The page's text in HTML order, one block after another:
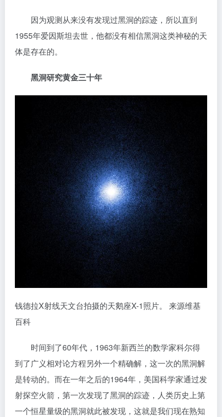
因为观测从来没有发现过黑洞的踪迹，所以直到
1955年爱因斯坦去世，他都没有相信黑洞这类神秘的天
体是存在的。
黑洞研究黄金三十年
钱德拉X射线天文台拍摄的天鹅座X-1照片。 来源维基
百科
时间到了60年代，1963年新西兰的数学家科尔得
到了广义相对论方程另外一个精确解，这一次的黑洞解
是转动的。而在一年之后的1964年，美国科学家通过发
射探空火箭，第一次发现了黑洞的踪迹，人类历史上第
一个恒星量级的黑洞就此被发现，这就是我们现在熟知